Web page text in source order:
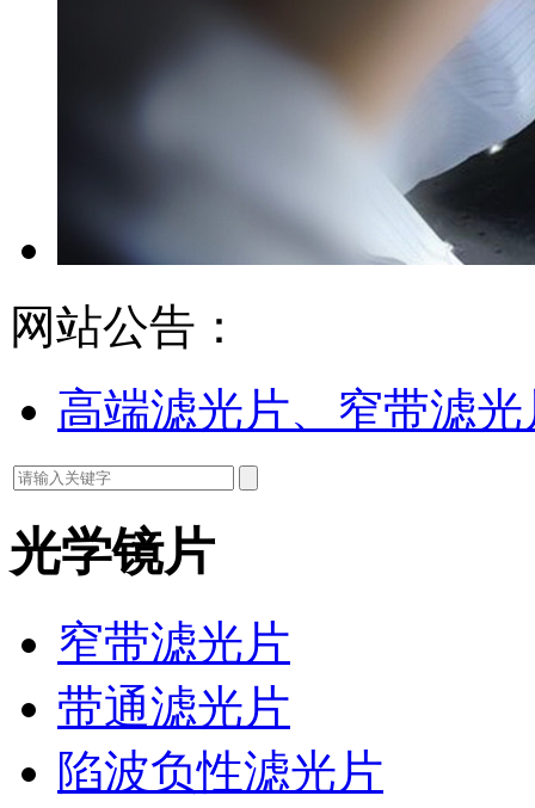
网站公告：
高端滤光片、窄带滤
光学镜片
窄带滤光片
带通滤光片
陷波负性滤光片